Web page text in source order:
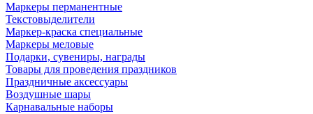
Маркеры перманентные
Текстовыделители
Маркер-краска специальные
Маркеры меловые
Подарки, сувениры, награды
Товары для проведения праздников
Праздничные аксессуары
Воздушные шары
Карнавальные наборы